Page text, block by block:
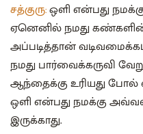
சத்குரு:ஒளி என்பது
ஏனெனில் நமது
அப்படித்தான்
நமது பார்வைக்கருவி
ஆந்தைக்கு உரியது போல்
ஒளி என்பது நமக்கு
இருக்காது.